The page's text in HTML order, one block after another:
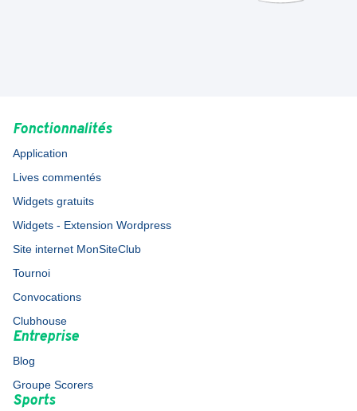
Fonctionnalités
Application
Lives commentés
Widgets gratuits
Widgets - Extension Wordpress
Site internet MonSiteClub
Tournoi
Convocations
Clubhouse
Entreprise
Blog
Groupe Scorers
Sports